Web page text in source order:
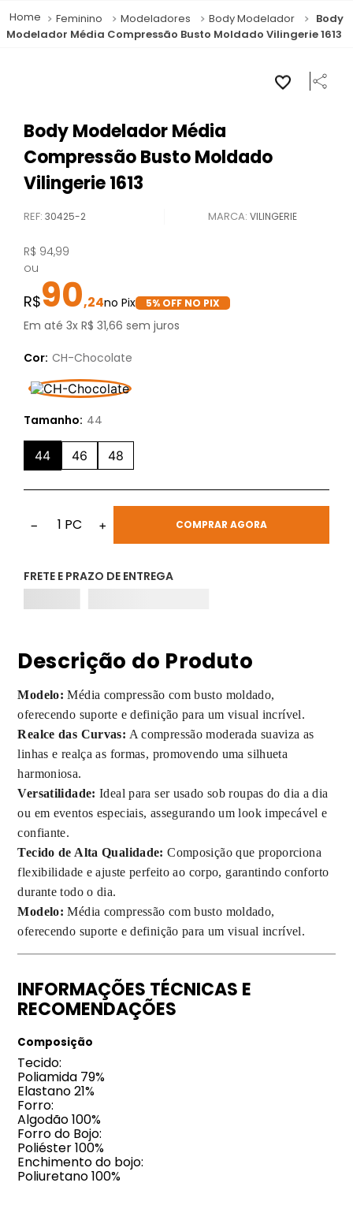
Feminino Modeladores Body Modelador
Body
Modelador Média Compressão Busto Moldado Vilingerie 1613
Body Modelador Média
Compressão Busto Moldado
Vilingerie 1613
REF:30425-2 VILINGERIE
R$ 94,99
ou
90,24 5% OFF NO PIX
Em até3xR$ 31,66 sem juros
Cor: CH-Chocolate
Tamanho: 44
44 46 48
− 1 PC + COMPRAR AGORA
FRETE E PRAZO DE ENTREGA
Descrição do Produto
Modelo: Média compressão com busto moldado,
oferecendo suporte e definição para um visual incrível.
Realce das Curvas: A compressão moderada suaviza as
linhas e realça as formas, promovendo uma silhueta
harmoniosa.
Versatilidade: Ideal para ser usado sob roupas do dia a dia
ou em eventos especiais, assegurando um look impecável e
confiante.
Tecido de Alta Qualidade: Composição que proporciona
flexibilidade e ajuste perfeito ao corpo, garantindo conforto
durante todo o dia.
Modelo: Média compressão com busto moldado,
oferecendo suporte e definição para um visual incrível.
INFORMAÇÕES TÉCNICAS E
RECOMENDAÇÕES
Composição
Tecido:
Poliamida 79%
Elastano 21%
Forro:
Algodão 100%
Forro do Bojo:
Poliéster 100%
Enchimento do bojo:
Poliuretano 100%